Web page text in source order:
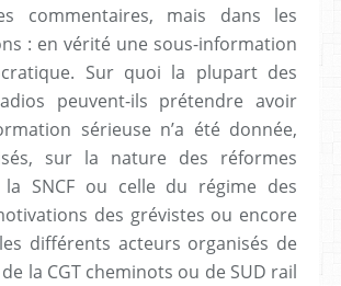
commentaires, mais dans les
: en vérité une sous-information
Sur quoi la plupart des
peuvent-ils prétendre avoir
sérieuse n’a été donnée,
sur la nature des réformes
la SNCF ou celle du régime des
des grévistes ou encore
différents acteurs organisés de
la CGT cheminots ou de SUD rail